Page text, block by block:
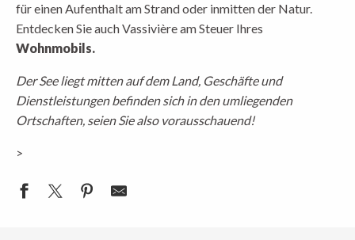
für einen Aufenthalt am Strand oder inmitten der Natur.
Entdecken Sie auch Vassivière am Steuer Ihres
Wohnmobils.
Der See liegt mitten auf dem Land, Geschäfte und
Dienstleistungen befinden sich in den umliegenden
Ortschaften, seien Sie also vorausschauend!
>